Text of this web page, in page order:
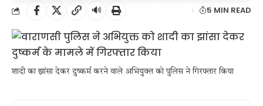
🔊 5 MIN READ
शादी का झांसा देकर दुष्कर्म करने वाले अभियुक्त को पुलिस ने गिरफ्तार किया